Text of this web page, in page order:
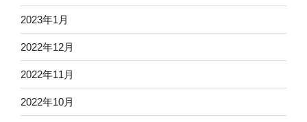
2023年1月
2022年12月
2022年11月
2022年10月